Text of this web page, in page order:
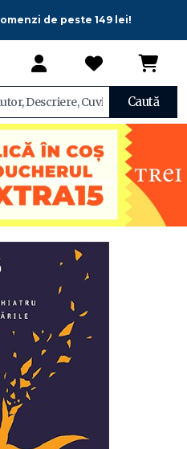
de peste 149 lei!
Caută